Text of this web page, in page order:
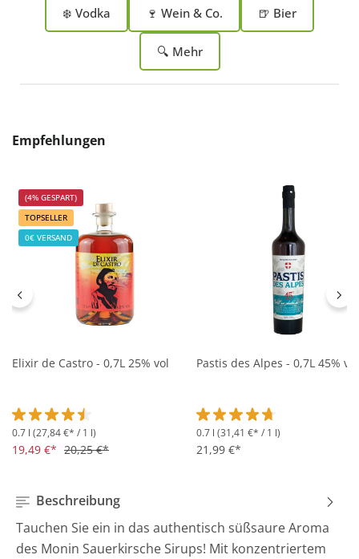
❄️ Vodka 🍷 Wein & Co. 🍺 Bier
🔍 Mehr
Produktgalerie überspringen
Empfehlungen
(4% GESPART)
TOPSELLER
0€ VERSAND
Elixir de Castro - 0,7L 25% vol
Durchschnittliche Bewertung von 4.5 von 5 Sternen
0.7 l (27,84 €* / 1 l)
19,49 €* 20,25 €*
Pastis des Alpes - 0,7L 45% vol
Durchschnittliche
0.7 l (31,41 €* / 1 l)
21,99 €*
Beschreibung
Tauchen Sie ein in das authentisch süßsaure Aroma
des Monin Sauerkirsche Sirups! Mit konzentriertem